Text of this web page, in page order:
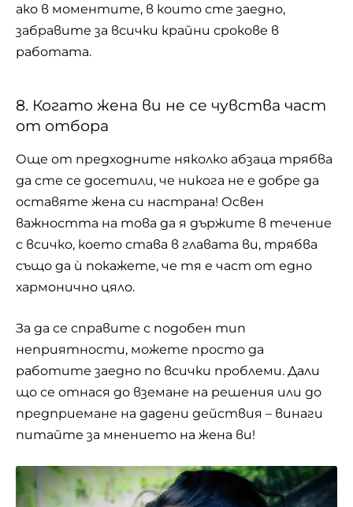
ако в моментите, в които сте заедно,
забравите за всички крайни срокове в
работата.
8. Когато жена ви не се чувства част
от отбора
Още от предходните няколко абзаца трябва
да сте се досетили, че никога не е добре да
оставяте жена си настрана! Освен
важността на това да я държите в течение
с всичко, което става в главата ви, трябва
също да ѝ покажете, че тя е част от едно
хармонично цяло.
За да се справите с подобен тип
неприятности, можете просто да
работите заедно по всички проблеми. Дали
що се отнася до вземане на решения или до
предприемане на дадени действия – винаги
питайте за мнението на жена ви!